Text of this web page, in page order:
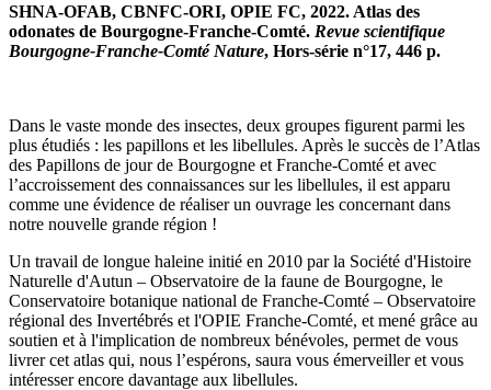
SHNA-OFAB, CBNFC-ORI, OPIE FC, 2022. Atlas des
odonates de Bourgogne-Franche-Comté. Revue scientifique
Bourgogne-Franche-Comté Nature, Hors-série n°17, 446 p.
Dans le vaste monde des insectes, deux groupes figurent parmi les
plus étudiés : les papillons et les libellules. Après le succès de l’Atlas
des Papillons de jour de Bourgogne et Franche-Comté et avec
l’accroissement des connaissances sur les libellules, il est apparu
comme une évidence de réaliser un ouvrage les concernant dans
notre nouvelle grande région !
Un travail de longue haleine initié en 2010 par la Société d'Histoire
Naturelle d'Autun – Observatoire de la faune de Bourgogne, le
Conservatoire botanique national de Franche-Comté – Observatoire
régional des Invertébrés et l'OPIE Franche-Comté, et mené grâce au
soutien et à l'implication de nombreux bénévoles, permet de vous
livrer cet atlas qui, nous l’espérons, saura vous émerveiller et vous
intéresser encore davantage aux libellules.